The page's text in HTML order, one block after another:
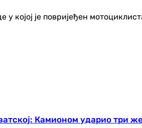
којој је повријеђен
Камионом ударио три